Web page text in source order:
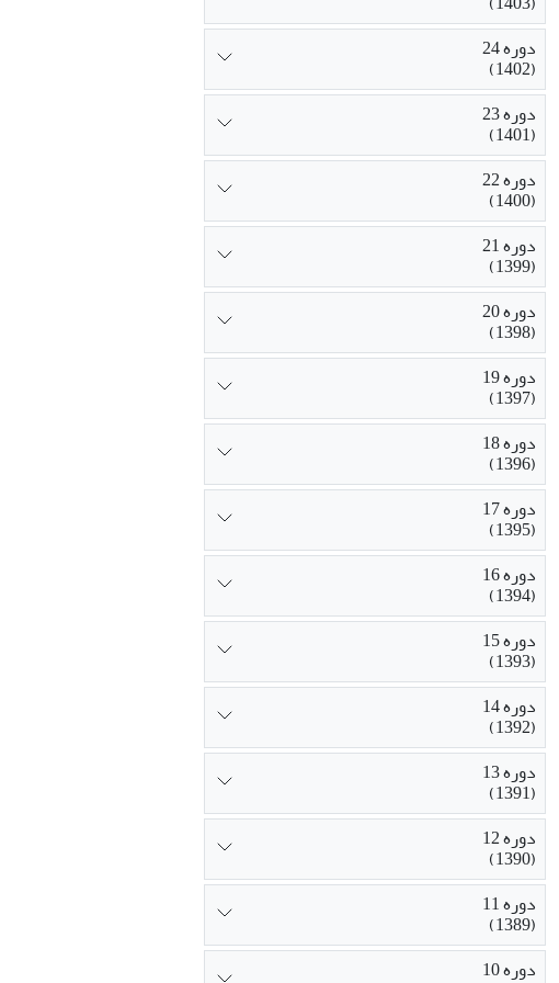
دوره 24
(1402)
دوره 23
(1401)
دوره 22
(1400)
دوره 21
(1399)
دوره 20
(1398)
دوره 19
(1397)
دوره 18
(1396)
دوره 17
(1395)
دوره 16
(1394)
دوره 15
(1393)
دوره 14
(1392)
دوره 13
(1391)
دوره 12
(1390)
دوره 11
(1389)
دوره 10